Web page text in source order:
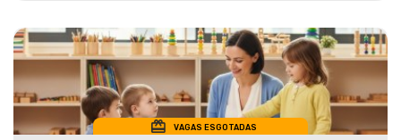
VAGAS ESGOTADAS